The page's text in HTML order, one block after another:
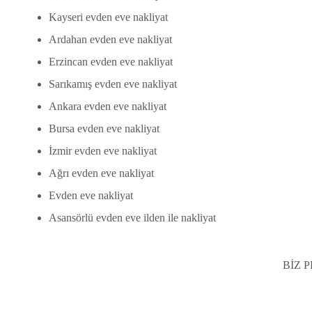
Kayseri evden eve nakliyat
Ardahan evden eve nakliyat
Erzincan evden eve nakliyat
Sarıkamış evden eve nakliyat
Ankara evden eve nakliyat
Bursa evden eve nakliyat
İzmir evden eve nakliyat
Ağrı evden eve nakliyat
Evden eve nakliyat
Asansörlü evden eve ilden ile nakliyat
BİZ